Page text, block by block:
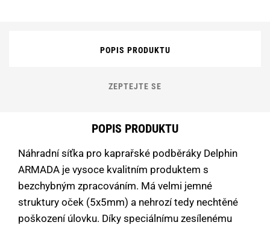
POPIS PRODUKTU
ZEPTEJTE SE
POPIS PRODUKTU
Náhradní síťka pro kaprařské podběráky Delphin
ARMADA je vysoce kvalitním produktem s
bezchybným zpracováním. Má velmi jemné
struktury oček (5x5mm) a nehrozí tedy nechtěné
poškození úlovku. Díky speciálnímu zesílenému